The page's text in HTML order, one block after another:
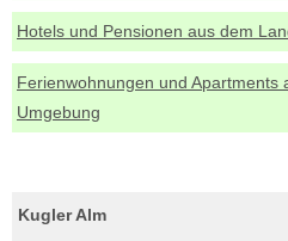
Hotels und Pensionen aus dem
Ferienwohnungen und Apartments
Umgebung
Kugler Alm